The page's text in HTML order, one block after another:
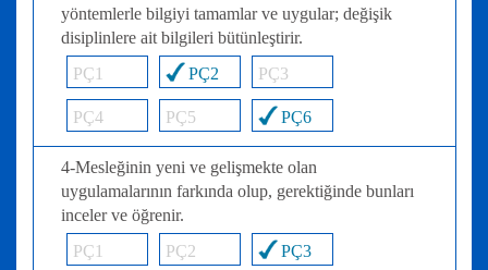
yöntemlerle bilgiyi tamamlar ve uygular; değişik
disiplinlere ait bilgileri bütünleştirir.
PÇ1
PÇ2 PÇ3
PÇ4 PÇ5 PÇ6
4-Mesleğinin yeni ve gelişmekte olan
uygulamalarının farkında olup, gerektiğinde bunları
inceler ve öğrenir.
PÇ1
PÇ2 PÇ3